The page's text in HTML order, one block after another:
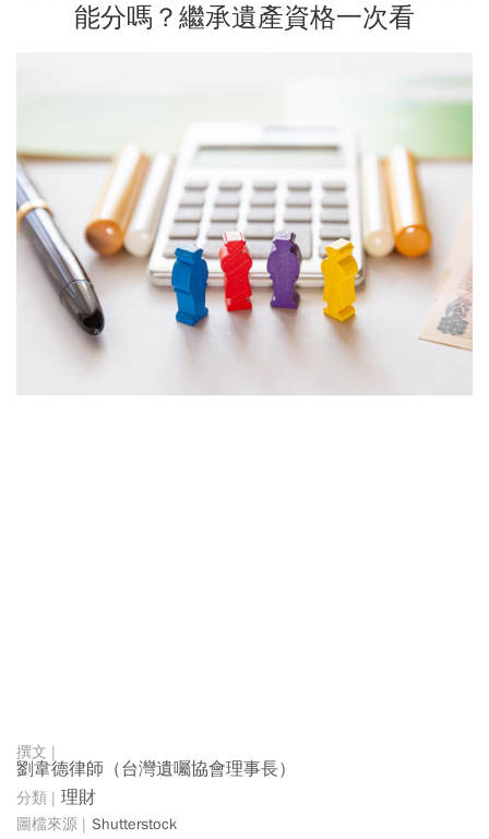
能分嗎？繼承遺產資格一次看
劉韋德律師（台灣遺囑協會理事長）
理財
Shutterstock